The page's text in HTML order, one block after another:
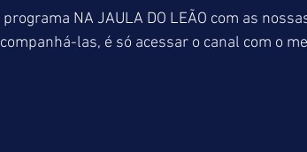
NA JAULA DO LEÃO com as
las, é só acessar o canal com o